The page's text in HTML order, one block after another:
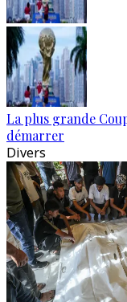
La plus grande
démarrer
Divers